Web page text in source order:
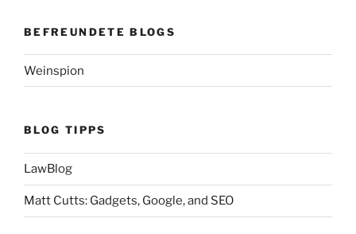
BEFREUNDETE BLOGS
Weinspion
BLOG TIPPS
LawBlog
Matt Cutts: Gadgets, Google, and SEO